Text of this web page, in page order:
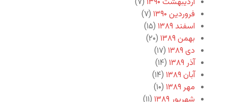
فروردین ۱۳۹۰
(۷)
اسفند ۱۳۸۹
(۱۵)
بهمن ۱۳۸۹
(۲۰)
دی ۱۳۸۹
(۱۷)
آذر ۱۳۸۹
(۱۴)
آبان ۱۳۸۹
(۱۴)
مهر ۱۳۸۹
(۱۰)